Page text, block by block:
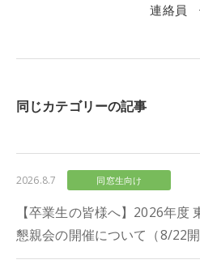
連絡員
同じカテゴリーの記事
2026.8.7 同窓生向け
【卒業生の皆様へ】2026年度
懇親会の開催について（8/22